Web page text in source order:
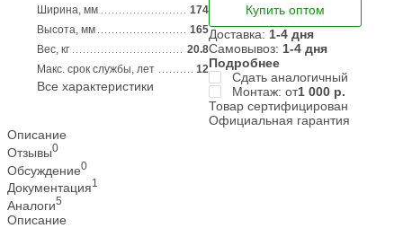
Ширина, мм
174
Высота, мм
165
Вес, кг
20.8
Макс. срок службы, лет
12
Все характеристики
Купить оптом
Доставка: 1-4 дня
Самовывоз: 1-4 дня
Подробнее
Сдать аналогичный
Монтаж: от1 000 р.
Товар сертифицирован
Официальная гарантия
Описание
Отзывы0
Обсуждение0
Документация1
Аналоги5
Описание